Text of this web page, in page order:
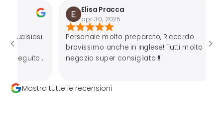
Elisa Pracca
apr 30, 2025
Personale molto preparato, RIccardo
bravissimo anche in inglese! Tutti molto gentili,
negozio super consigliato!!!!
Mostra tutte le recensioni